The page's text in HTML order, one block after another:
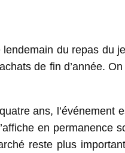
du repas du
de fin d’année.
ans, l’événement
en permanence
reste plus